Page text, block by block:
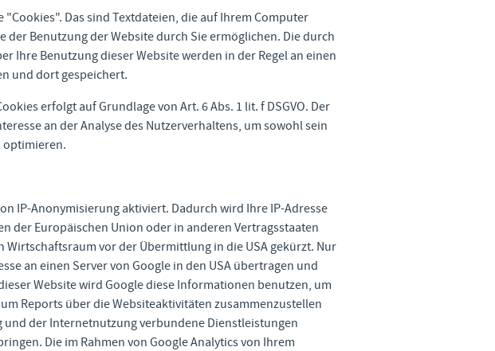
Das sind Textdateien, die auf Ihrem Computer
der Benutzung der Website durch Sie ermöglichen. Die durch
Ihre Benutzung dieser Website werden in der Regel an einen
und dort gespeichert.
erfolgt auf Grundlage von Art. 6 Abs. 1 lit. f DSGVO. Der
an der Analyse des Nutzerverhaltens, um sowohl sein
optimieren.
IP-Anonymisierung aktiviert. Dadurch wird Ihre IP-Adresse
der Europäischen Union oder in anderen Vertragsstaaten
Wirtschaftsraum vor der Übermittlung in die USA gekürzt. Nur
an einen Server von Google in den USA übertragen und
Website wird Google diese Informationen benutzen, um
Reports über die Websiteaktivitäten zusammenzustellen
der Internetnutzung verbundene Dienstleistungen
Die im Rahmen von Google Analytics von Ihrem